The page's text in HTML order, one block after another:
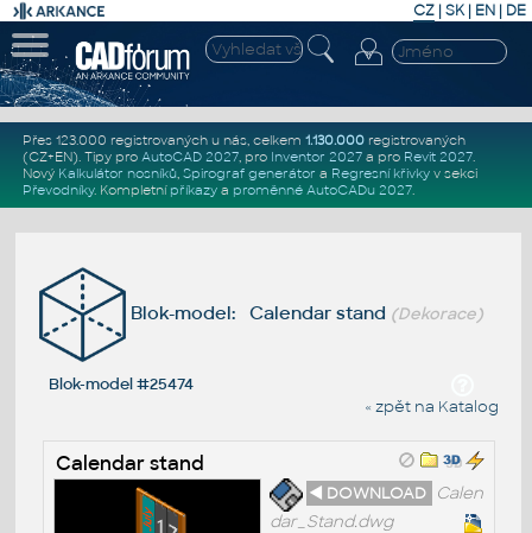
CZ | SK| EN | DE
Přes 123.000 registrovaných u nás, celkem 1.130.000registrovaných
(CZ+EN). Tipy pro AutoCAD 2027, pro Inventor 2027a pro Revit 2027.
Nový Kalkulátor nosníků, Spirograf generátor a Regresní křivkyv sekci
Převodníky. Kompletní příkazya proměnné AutoCADu 2027.
Blok-model: Calendar stand (Dekorace)
Blok-model #25474
« zpět na Katalog
Calendar stand
◄ DOWNLOAD
Calen
dar_Stand.dwg